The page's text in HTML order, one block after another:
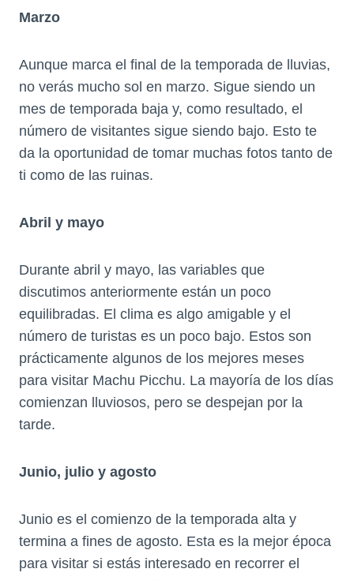
Marzo
Aunque marca el final de la temporada de lluvias,
no verás mucho sol en marzo. Sigue siendo un
mes de temporada baja y, como resultado, el
número de visitantes sigue siendo bajo. Esto te
da la oportunidad de tomar muchas fotos tanto de
ti como de las ruinas.
Abril y mayo
Durante abril y mayo, las variables que
discutimos anteriormente están un poco
equilibradas. El clima es algo amigable y el
número de turistas es un poco bajo. Estos son
prácticamente algunos de los mejores meses
para visitar Machu Picchu. La mayoría de los días
comienzan lluviosos, pero se despejan por la
tarde.
Junio, julio y agosto
Junio es el comienzo de la temporada alta y
termina a fines de agosto. Esta es la mejor época
para visitar si estás interesado en recorrer el